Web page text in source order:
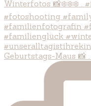
Geburtstags-Maus